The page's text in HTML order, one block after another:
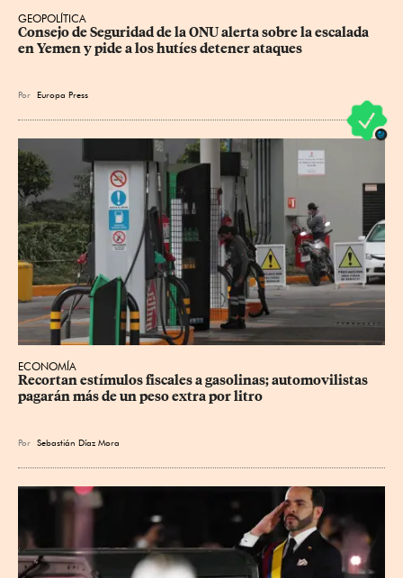
GEOPOLÍTICA
Consejo de Seguridad de la ONU alerta sobre la escalada
en Yemen y pide a los hutíes detener ataques
Por Europa Press
ECONOMÍA
Recortan estímulos fiscales a gasolinas; automovilistas
pagarán más de un peso extra por litro
Por Sebastián Díaz Mora